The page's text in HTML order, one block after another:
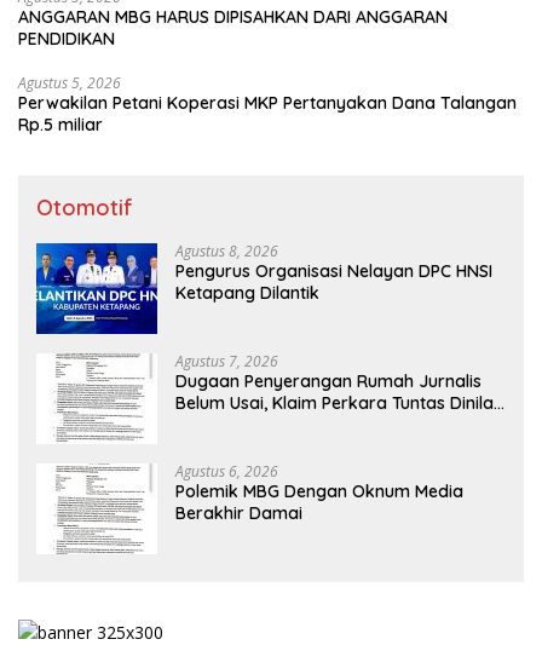
ANGGARAN MBG HARUS DIPISAHKAN DARI ANGGARAN
PENDIDIKAN
Agustus 5, 2026
Perwakilan Petani Koperasi MKP Pertanyakan Dana Talangan
Rp.5 miliar
Otomotif
Agustus 8, 2026
Pengurus Organisasi Nelayan DPC HNSI
Ketapang Dilantik
Agustus 7, 2026
Dugaan Penyerangan Rumah Jurnalis
Belum Usai, Klaim Perkara Tuntas Dinilai
Agustus 6, 2026
Polemik MBG Dengan Oknum Media
Berakhir Damai